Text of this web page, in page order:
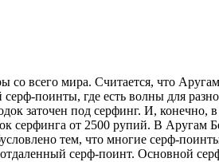
всего мира. Считается, что
поинты, где есть волны для
заточен под серфинг. И,
серфинга от 2500 рупий. В Аругам
тем, что многие серф-
серф-поинт. Основной